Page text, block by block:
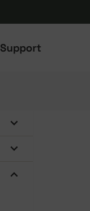
Support